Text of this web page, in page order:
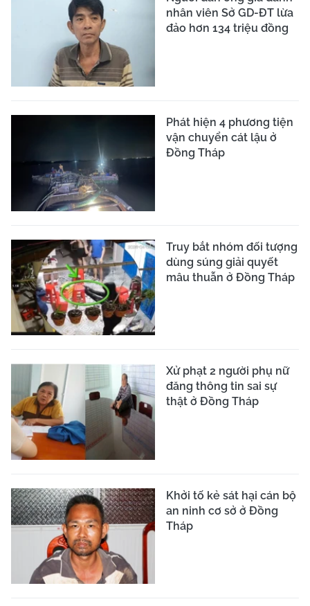
nhân viên Sở GD-ĐT lừa
đảo hơn 134 triệu đồng
Phát hiện 4 phương tiện
vận chuyển cát lậu ở
Đồng Tháp
Truy bắt nhóm đối tượng
dùng súng giải quyết
mâu thuẫn ở Đồng Tháp
Xử phạt 2 người phụ nữ
đăng thông tin sai sự
thật ở Đồng Tháp
Khởi tố kẻ sát hại cán bộ
an ninh cơ sở ở Đồng
Tháp